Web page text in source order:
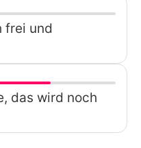
frei und
das wird noch